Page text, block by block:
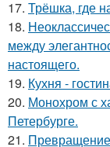
17. Трёшка, где
18.
между
настоящего.
19. Кухня -
20. Монохром с
Петербурге.
21.